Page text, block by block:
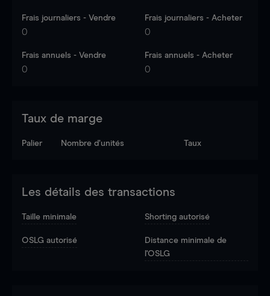
Frais journaliers - Vendre
0
Frais journaliers - Acheter
0
Frais annuels - Vendre
0
Frais annuels - Acheter
0
Taux de marge
Palier Nombre d’unités Taux
Les détails des transactions
Taille minimale Shorting autorisé
OSLG autorisé
Distance minimale de
l'OSLG